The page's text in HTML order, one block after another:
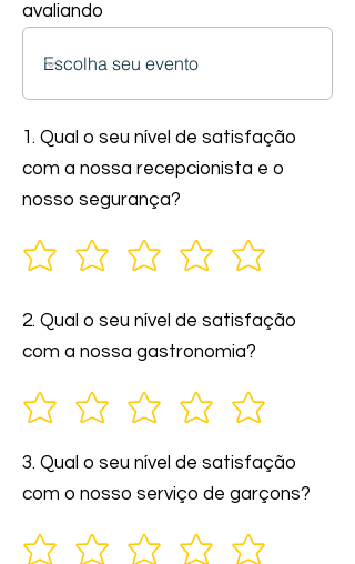
avaliando
1. Qual o seu nível de satisfação
com a nossa recepcionista e o
nosso segurança?
2. Qual o seu nível de satisfação
com a nossa gastronomia?
3. Qual o seu nível de satisfação
com o nosso serviço de garçons?